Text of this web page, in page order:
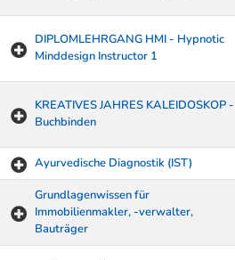
DIPLOMLEHRGANG HMI - Hypnotic
Minddesign Instructor 1
KREATIVES JAHRES KALEIDOSKOP -
Buchbinden
Ayurvedische Diagnostik (IST)
Grundlagenwissen für
Immobilienmakler, -verwalter,
Bauträger